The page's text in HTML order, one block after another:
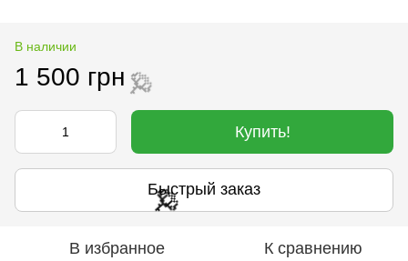
В наличии
1 500 грн
Купить!
Быстрый заказ
В избранное К сравнению